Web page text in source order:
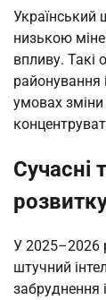
Український
низькою
впливу. Такі
районування
умовах
Сучасні
У 2025–2026
штучний
забруднення